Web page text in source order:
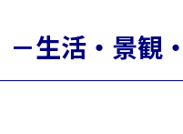
生活・景観・